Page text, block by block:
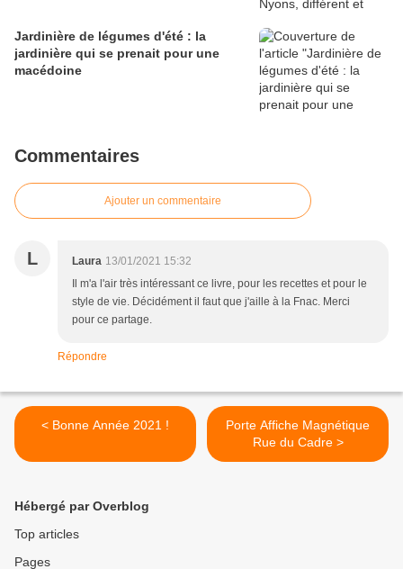
Jardinière de légumes d'été : la
jardinière qui se prenait pour une
macédoine
Commentaires
Ajouter un commentaire
L Laura 13/01/2021 15:32
Il m'a l'air très intéressant ce livre, pour les recettes et pour le
style de vie. Décidément il faut que j'aille à la Fnac. Merci
pour ce partage.
Répondre
< Bonne Année 2021 !
Porte Affiche Magnétique
Rue du Cadre >
Hébergé par Overblog
Top articles
Pages